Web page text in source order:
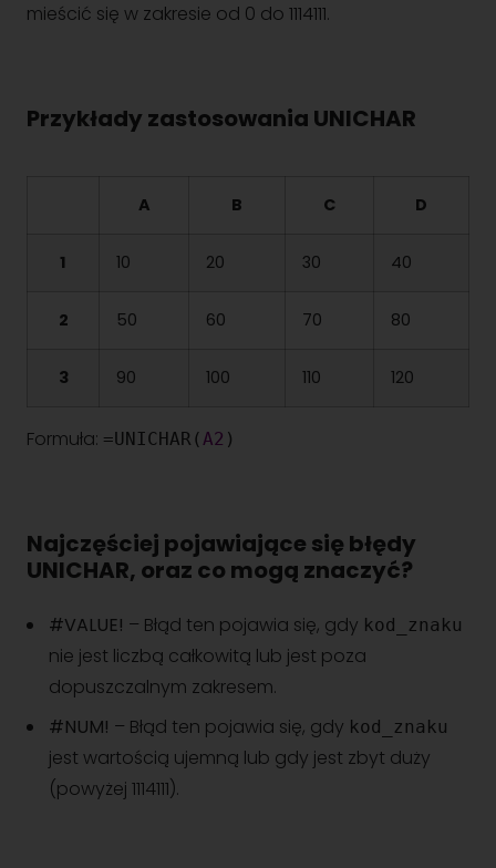
mieścić się w zakresie od 0 do 1114111.
Przykłady zastosowania UNICHAR
A B C D
1 10 20 30 40
2 50 60 70 80
3 90 100 110 120
Formuła: =UNICHAR(A2 )
Najczęściej pojawiające się błędy
UNICHAR, oraz co mogą znaczyć?
#VALUE! – Błąd ten pojawia się, gdy kod_znaku
nie jest liczbą całkowitą lub jest poza
dopuszczalnym zakresem.
#NUM! – Błąd ten pojawia się, gdy kod_znaku
jest wartością ujemną lub gdy jest zbyt duży
(powyżej 1114111).